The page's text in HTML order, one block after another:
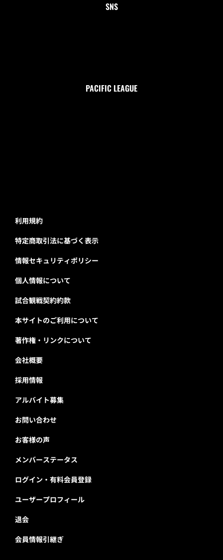
SNS
PACIFIC LEAGUE
利用規約
特定商取引法に基づく表示
情報セキュリティポリシー
個人情報について
試合観戦契約約款
本サイトのご利用について
著作権・リンクについて
会社概要
採用情報
アルバイト募集
お問い合わせ
お客様の声
メンバーステータス
ログイン・有料会員登録
ユーザープロフィール
退会
会員情報引継ぎ